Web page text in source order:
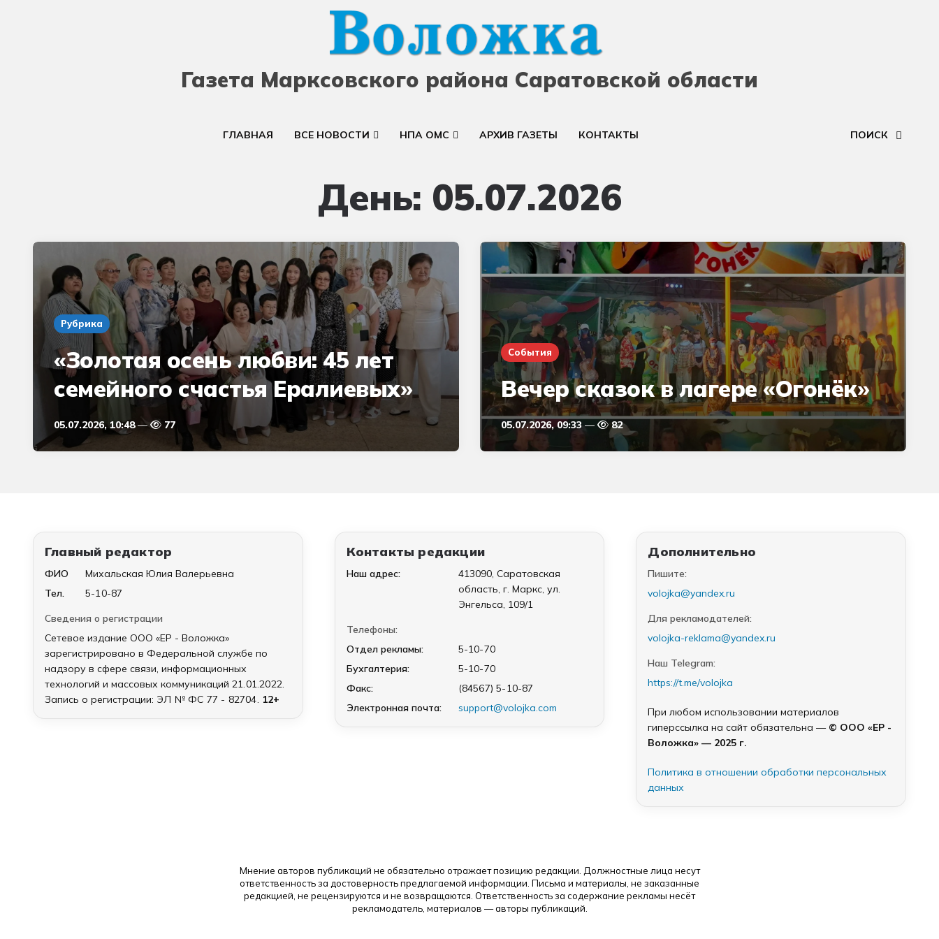
Газета Марксовского района Саратовской области
ГЛАВНАЯ ВСЕ НОВОСТИ НПА ОМС АРХИВ ГАЗЕТЫ КОНТАКТЫ ПОИСК
День: 05.07.2026
Рубрика
«Золотая осень любви: 45 лет
семейного счастья Ералиевых»
05.07.2026, 10:48 77
События
Вечер сказок в лагере «Огонёк»
05.07.2026, 09:33 82
Главный редактор
ФИО
Михальская Юлия Валерьевна
Тел.
5-10-87
Сведения о регистрации
Сетевое издание ООО «ЕР - Воложка»
зарегистрировано в Федеральной службе по
надзору в сфере связи, информационных
технологий и массовых коммуникаций 21.01.2022
Запись о регистрации: ЭЛ № ФС 77 - 82704 12+
Контакты редакции
Наш адрес:
413090, Саратовская
область, г. Маркс, ул.
Энгельса, 109/1
Телефоны:
Отдел рекламы:
5-10-70
Бухгалтерия:
5-10-70
Факс:
(84567) 5-10-87
Электронная почта:
support@volojka.com
Дополнительно
Пишите:
volojka@yandex.ru
Для рекламодателей:
volojka-reklama@yandex.ru
Наш Telegram:
https://t.me/volojka
При любом использовании материалов
гиперссылка на сайт обязательна — © ООО «ЕР -
Воложка» — 2025 г.
Политика в отношении обработки персональных
данных
Мнение авторов публикаций не обязательно отражает позицию редакции. Должностные лица несут
ответственность за достоверность предлагаемой информации. Письма и материалы, не заказанные
редакцией, не рецензируются и не возвращаются. Ответственность за содержание рекламы несёт
рекламодатель, материалов — авторы публикаций.